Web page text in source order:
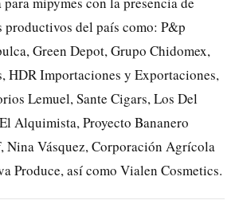
productivos del país como: P&p
Green Depot, Grupo Chidomex,
HDR Importaciones y Exportaciones,
Lemuel, Sante Cigars, Los Del
Alquimista, Proyecto Bananero
Nina Vásquez, Corporación Agrícola
Produce, así como Vialen Cosmetics.